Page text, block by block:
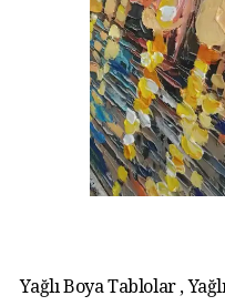
Yağlı Boya Tablolar ,